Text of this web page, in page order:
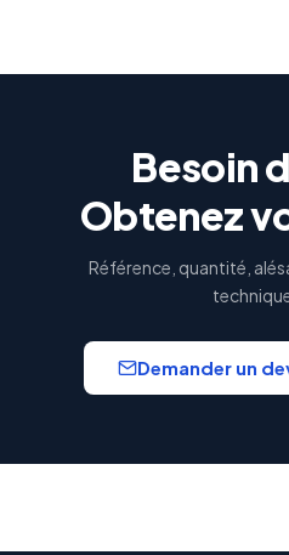
Besoin
Obtenez
Référence, quantité,
Demander un